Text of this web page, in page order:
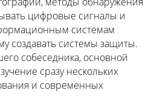
цифровые сигналы и
системам
создавать системы защиты.
собеседника, основной
сразу нескольких
и современных